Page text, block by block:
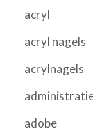
acryl
acryl nagels
acrylnagels
adobe